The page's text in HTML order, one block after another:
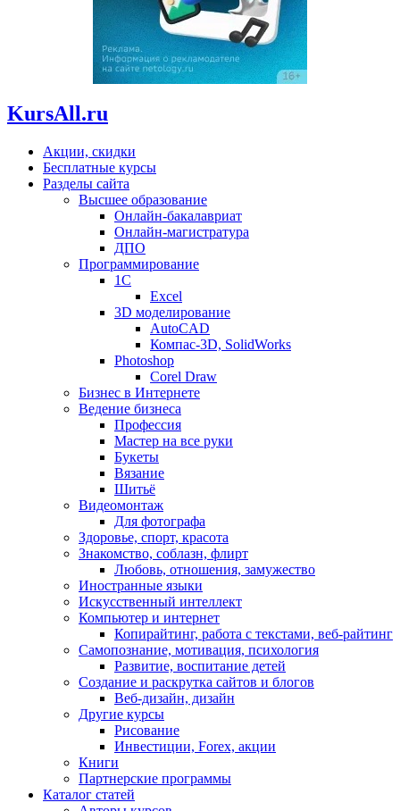
KursAll.ru
Акции, скидки
Бесплатные курсы
Разделы сайта
Высшее образование
Онлайн-бакалавриат
Онлайн-магистратура
ДПО
Программирование
1С
Excel
3D моделирование
AutoCAD
Компас-3D, SolidWorks
Photoshop
Corel Draw
Бизнес в Интернете
Ведение бизнеса
Профессия
Мастер на все руки
Букеты
Вязание
Шитьё
Видеомонтаж
Для фотографа
Здоровье, спорт, красота
Знакомство, соблазн, флирт
Любовь, отношения, замужество
Иностранные языки
Искусственный интеллект
Компьютер и интернет
Копирайтинг, работа с текстами, веб-райтинг
Самопознание, мотивация, психология
Развитие, воспитание детей
Создание и раскрутка сайтов и блогов
Веб-дизайн, дизайн
Другие курсы
Рисование
Инвестиции, Forex, акции
Книги
Партнерские программы
Каталог статей